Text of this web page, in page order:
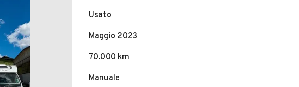
Usato
Maggio 2023
70.000 km
Manuale